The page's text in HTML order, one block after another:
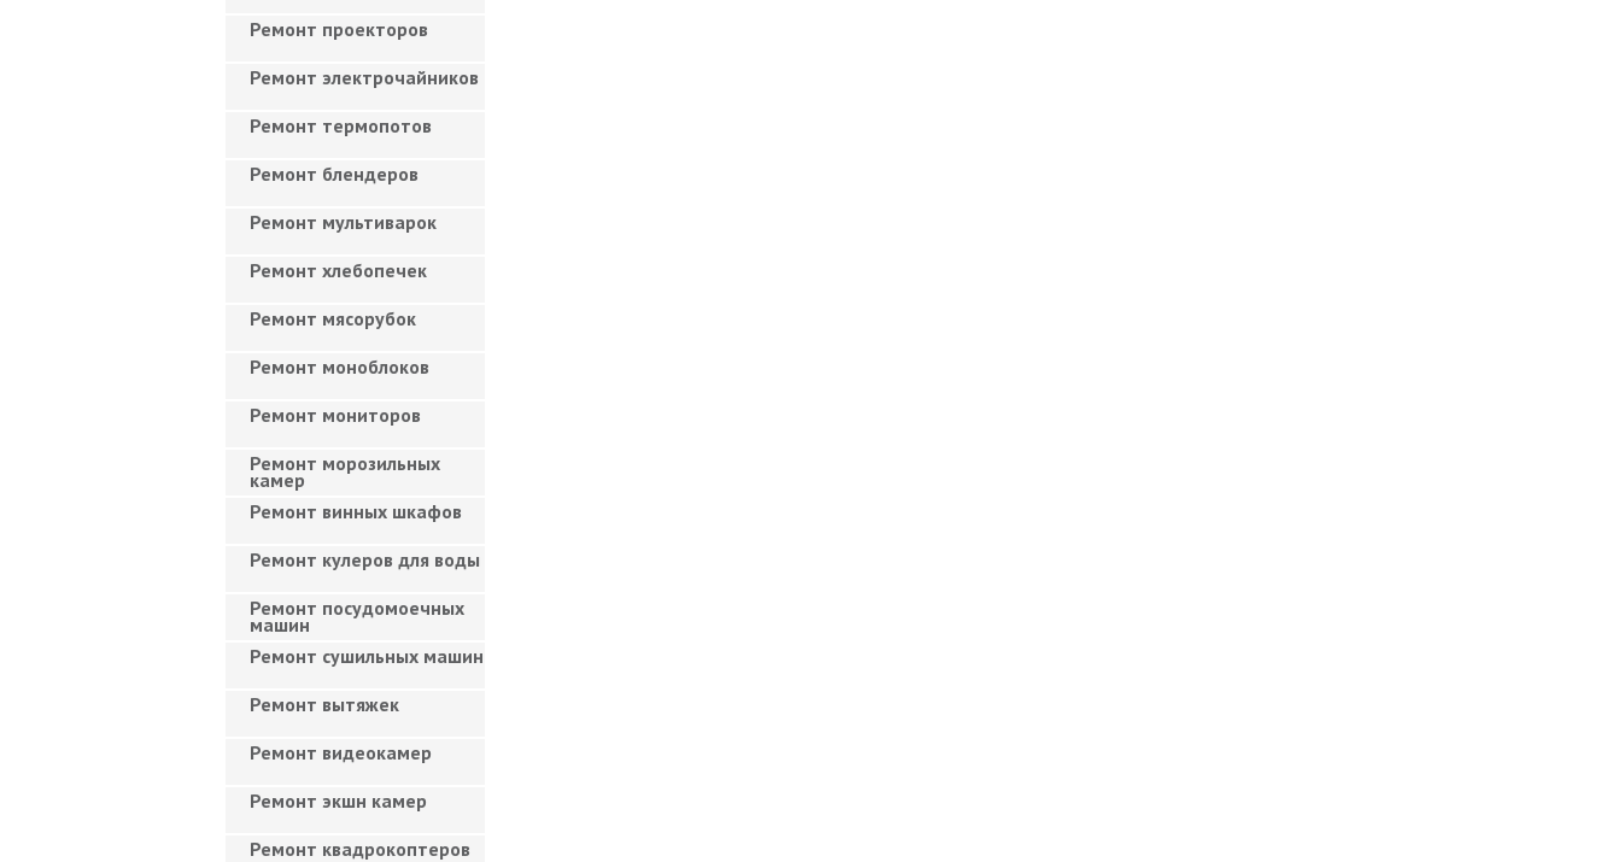
Ремонт проекторов
Ремонт электрочайников
Ремонт термопотов
Ремонт блендеров
Ремонт мультиварок
Ремонт хлебопечек
Ремонт мясорубок
Ремонт моноблоков
Ремонт мониторов
Ремонт морозильных
камер
Ремонт винных шкафов
Ремонт кулеров для воды
Ремонт посудомоечных
машин
Ремонт сушильных машин
Ремонт вытяжек
Ремонт видеокамер
Ремонт экшн камер
Ремонт квадрокоптеров